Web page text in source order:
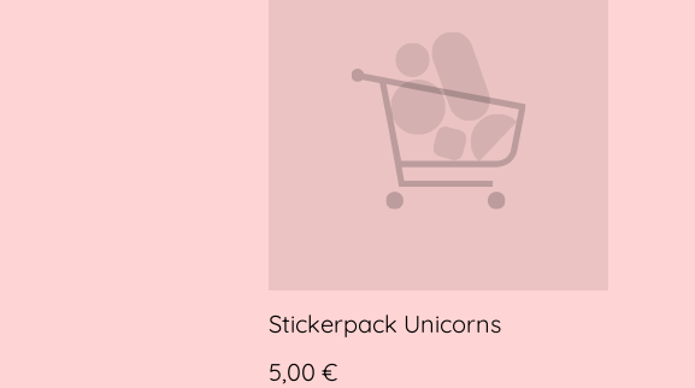
Stickerpack Unicorns
5,00 €